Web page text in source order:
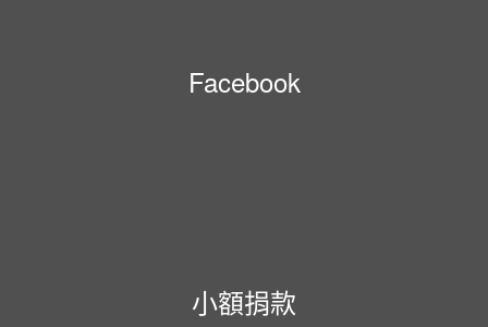
Facebook
小額捐款